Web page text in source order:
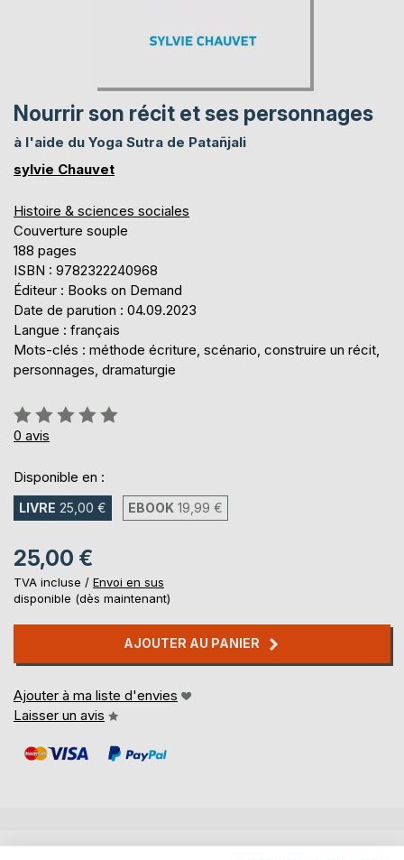
Nourrir son récit et ses personnages
à l'aide du Yoga Sutra de Patañjali
sylvie Chauvet
Histoire & sciences sociales
Couverture souple
188 pages
ISBN : 9782322240968
Éditeur : Books on Demand
Date de parution : 04.09.2023
Langue : français
Mots-clés : méthode écriture, scénario, construire un récit,
personnages, dramaturgie
Évaluation:
0%
0 avis
Disponible en :
LIVRE 25,00 € EBOOK 19,99 €
25,00 €
TVA incluse / Envoi en sus
disponible (dès maintenant)
AJOUTER AU PANIER
Ajouter à ma liste d'envies
Laisser un avis